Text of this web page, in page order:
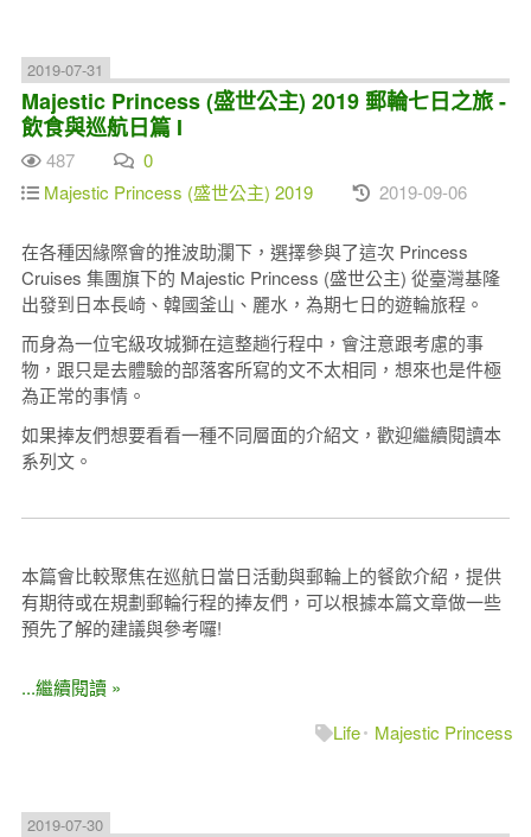
2019-07-31
Majestic Princess (盛世公主) 2019 郵輪七日之旅 -
飲食與巡航日篇 I
487
0
Majestic Princess (盛世公主) 2019
2019-09-06
在各種因緣際會的推波助瀾下，選擇參與了這次 Princess
Cruises 集團旗下的 Majestic Princess (盛世公主) 從臺灣基隆
出發到日本長崎、韓國釜山、麗水，為期七日的遊輪旅程。
而身為一位宅級攻城獅在這整趟行程中，會注意跟考慮的事
物，跟只是去體驗的部落客所寫的文不太相同，想來也是件極
為正常的事情。
如果捧友們想要看看一種不同層面的介紹文，歡迎繼續閱讀本
系列文。
本篇會比較聚焦在巡航日當日活動與郵輪上的餐飲介紹，提供
有期待或在規劃郵輪行程的捧友們，可以根據本篇文章做一些
預先了解的建議與參考囉!
...繼續閱讀 »
Life
Majestic Princess
2019-07-30